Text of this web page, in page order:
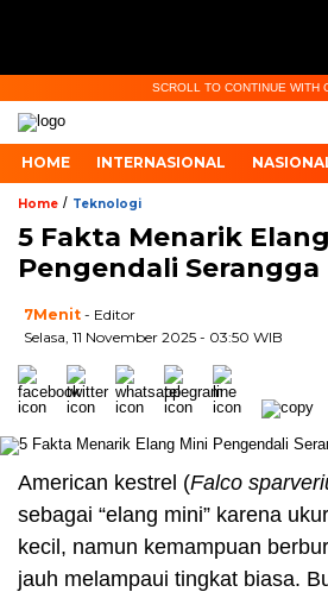
SCROLL TO CONTINUE WITH
HOME INTERNASIONAL
Home / Teknologi
5 Fakta Menarik
Pengendali Serangga
7Menit - Editor
Selasa, 11 November 2025 - 03:50 WIB
American kestrel (Falco
sebagai “elang mini” karena
kecil, namun kemampuan
jauh melampaui tingkat biasa.